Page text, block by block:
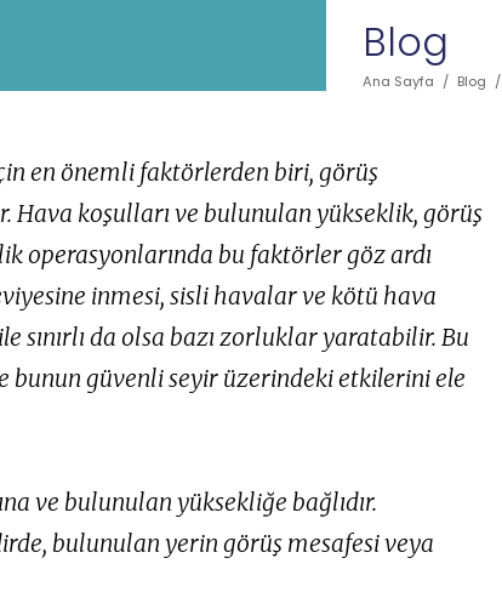
Blog
Ana Sayfa / Blog /
en önemli faktörlerden biri, görüş
koşulları ve bulunulan yükseklik, görüş
operasyonlarında bu faktörler göz ardı
inmesi, sisli havalar ve kötü hava
sınırlı da olsa bazı zorluklar yaratabilir. Bu
bunun güvenli seyir üzerindeki etkilerini ele
ve bulunulan yüksekliğe bağlıdır.
bulunulan yerin görüş mesafesi veya